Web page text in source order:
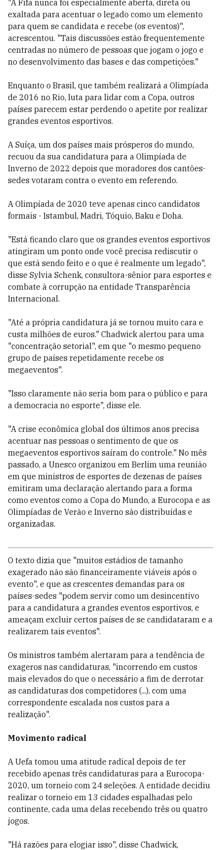
"A Fifa nunca foi especialmente aberta, direta ou
exaltada para acentuar o legado como um elemento
para quem se candidata e recebe (os eventos)",
acrescentou. "Tais discussões estão frequentemente
centradas no número de pessoas que jogam o jogo e
no desenvolvimento das bases e das competições."
Enquanto o Brasil, que também realizará a Olimpíada
de 2016 no Rio, luta para lidar com a Copa, outros
países parecem estar perdendo o apetite por realizar
grandes eventos esportivos.
A Suíça, um dos países mais prósperos do mundo,
recuou da sua candidatura para a Olimpíada de
Inverno de 2022 depois que moradores dos cantões-
sedes votaram contra o evento em referendo.
A Olimpíada de 2020 teve apenas cinco candidatos
formais - Istambul, Madri, Tóquio, Baku e Doha.
"Está ficando claro que os grandes eventos esportivos
atingiram um ponto onde você precisa rediscutir o
que está sendo feito e o que é realmente um legado",
disse Sylvia Schenk, consultora-sênior para esportes e
combate à corrupção na entidade Transparência
Internacional.
"Até a própria candidatura já se tornou muito cara e
custa milhões de euros." Chadwick alertou para uma
"concentração setorial", em que "o mesmo pequeno
grupo de países repetidamente recebe os
megaeventos".
"Isso claramente não seria bom para o público e para
a democracia no esporte", disse ele.
"A crise econômica global dos últimos anos precisa
acentuar nas pessoas o sentimento de que os
megaeventos esportivos saíram do controle." No mês
passado, a Unesco organizou em Berlim uma reunião
em que ministros de esportes de dezenas de países
emitiram uma declaração alertando para a forma
como eventos como a Copa do Mundo, a Eurocopa e as
Olimpíadas de Verão e Inverno são distribuídas e
organizadas.
O texto dizia que "muitos estádios de tamanho
exagerado não são financeiramente viáveis após o
evento", e que as crescentes demandas para os
países-sedes "podem servir como um desincentivo
para a candidatura a grandes eventos esportivos, e
ameaçam excluir certos países de se candidataram e a
realizarem tais eventos".
Os ministros também alertaram para a tendência de
exageros nas candidaturas, "incorrendo em custos
mais elevados do que o necessário a fim de derrotar
as candidaturas dos competidores (...), com uma
correspondente escalada nos custos para a
realização".
Movimento radical
A Uefa tomou uma atitude radical depois de ter
recebido apenas três candidaturas para a Eurocopa-
2020, um torneio com 24 seleções. A entidade decidiu
realizar o torneio em 13 cidades espalhadas pelo
continente, cada uma delas recebendo três ou quatro
jogos.
"Há razões para elogiar isso", disse Chadwick,